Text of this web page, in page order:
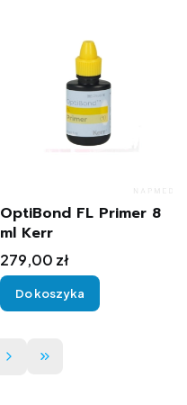
OptiBond FL Primer 8
ml Kerr
Cena
279,00 zł
Do koszyka
Przejdź do ostatniej